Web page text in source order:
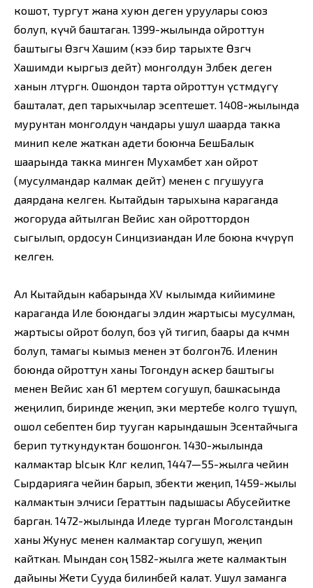
кошот, тургут жана хуюн деген уруулары союз
болуп, күчөй баштаган. 1399-жылында ойроттун
баштыгы Өзгөчө Хашим (кээ бир тарыхте Өзгөчө
Хашимди кыргыз дейт) монголдун Элбек деген
ханын өлтүргөн. Ошондон тарта ойроттун үстөмдүгү
башталат, деп тарыхчылар эсептешет. 1408-жылында
мурунтан монголдун чандары ушул шаарда такка
минип келе жаткан адети боюнча БешБалык
шаарында такка минген Мухамбет хан ойрот
(мусулмандар калмак дейт) менен с пгушууга
даярдана келген. Кытайдын тарыхына караганда
жогоруда айтылган Вейис хан ойроттордон
сыгылып, ордосун Синцизиандан Иле боюна көчүрүп
келген.
Ал Кытайдын кабарында XV кылымда кийимине
караганда Иле боюндагы элдин жартысы мусулман,
жартысы ойрот болуп, боз үй тигип, баары да көчмөн
болуп, тамагы кымыз менен эт болгон76. Иленин
боюнда ойроттун ханы Тогондун аскер баштыгы
менен Вейис хан 61 мертем согушуп, башкасында
жеңилип, биринде жеңип, эки мертебе колго түшүп,
ошол себептен бир тууган карындашын Эсентайчыга
берип туткундуктан бошонгон. 1430-жылында
калмактар Ысык Көлгө келип, 1447—55-жылга чейин
Сырдарияга чейин барып, өзбекти жеңип, 1459-жылы
калмактын элчиси Гераттын падышасы Абусейитке
барган. 1472-жылында Иледе турган Моголстандын
ханы Жунус менен калмактар согушуп, жеңип
кайткан. Мындан соң 1582-жылга жете калмактын
дайыны Жети Сууда билинбей калат. Ушул заманга